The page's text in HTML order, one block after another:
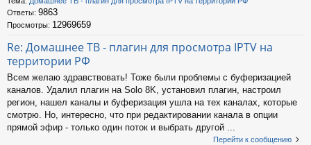
Ответы: 9863
Просмотры: 12969659
Re: Домашнее ТВ - плагин для просмотра IPTV на
территории РФ
Всем желаю здравствовать! Тоже были проблемы с буферизацией
каналов. Удалил плагин на Solo 8K, установил плагин, настроил
регион, нашел каналы и буферизация ушла на тех каналах, которые
смотрю. Но, интересно, что при редактировании канала в опции
прямой эфир - только один поток и выбрать другой ...
Перейти к сообщению